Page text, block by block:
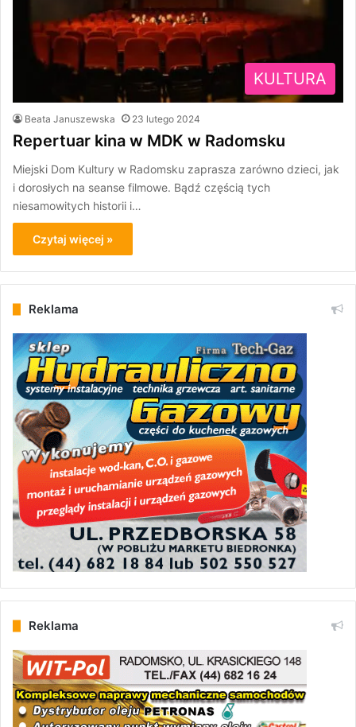
KULTURA
Beata Januszewska 23 lutego 2024
Repertuar kina w MDK w Radomsku
Miejski Dom Kultury w Radomsku zaprasza zarówno dzieci, jak
i dorosłych na seanse filmowe. Bądź częścią tych
niesamowitych historii i…
Czytaj więcej »
Reklama
Reklama